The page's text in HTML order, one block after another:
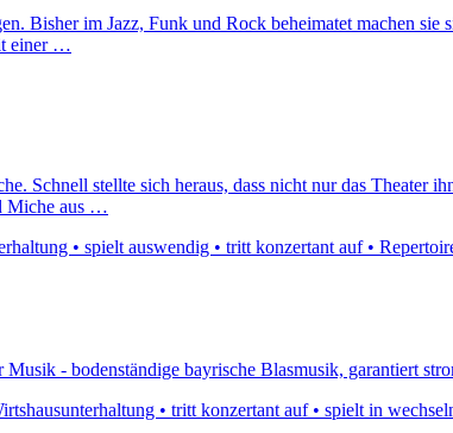
Bisher im Jazz, Funk und Rock beheimatet machen
einer …
Schnell stellte sich heraus, dass nicht nur das Theater
Miche aus …
• spielt auswendig • tritt konzertant auf •
- bodenständige bayrische Blasmusik, garantiert
• tritt konzertant auf • spielt in